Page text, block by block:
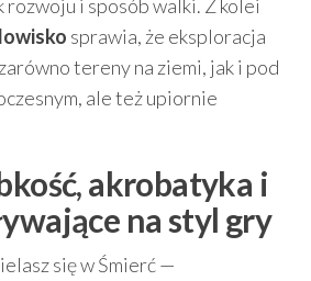
i sposób walki. Z kolei
sprawia, że eksploracja
tereny na ziemi, jak i pod
ale też upiornie
akrobatyka i
na styl gry
się w Śmierć —